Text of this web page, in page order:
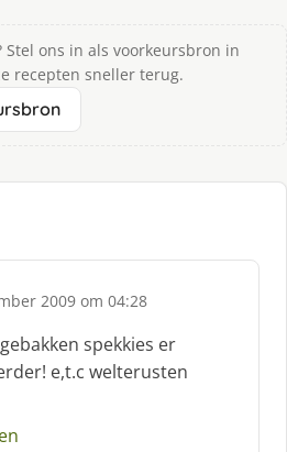
Stel ons in als voorkeursbron in
recepten sneller terug.
2009 om 04:28
spekkies er
e,t.c welterusten